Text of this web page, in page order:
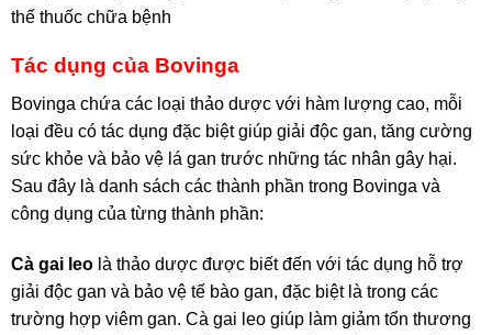
thế thuốc chữa bệnh
Tác dụng của Bovinga
Bovinga chứa các loại thảo dược với hàm lượng cao, mỗi
loại đều có tác dụng đặc biệt giúp giải độc gan, tăng cường
sức khỏe và bảo vệ lá gan trước những tác nhân gây hại.
Sau đây là danh sách các thành phần trong Bovinga và
công dụng của từng thành phần:
Cà gai leo là thảo dược được biết đến với tác dụng hỗ trợ
giải độc gan và bảo vệ tế bào gan, đặc biệt là trong các
trường hợp viêm gan. Cà gai leo giúp làm giảm tổn thương